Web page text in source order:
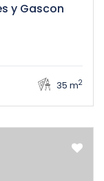
y Gascon
35 m2